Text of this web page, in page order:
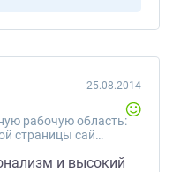
рабочую область:
«Нарисовать банеры для главной страницы сайта»
25.08.2014
и высокий